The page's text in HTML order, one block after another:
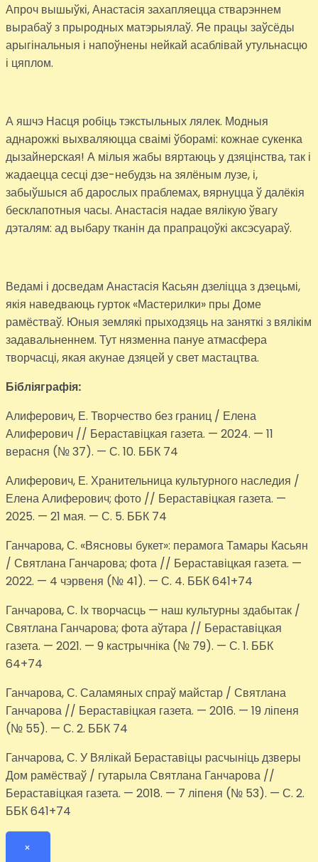
Апроч вышыўкі, Анастасія захапляецца стварэннем
вырабаў з прыродных матэрыялаў. Яе працы заўсёды
арыгінальныя і напоўнены нейкай асаблівай утульнасцю
і цяплом.
А яшчэ Насця робіць тэкстыльных лялек. Модныя
аднарожкі выхваляюцца сваімі ўборамі: кожнае сукенка
дызайнерская! А мілыя жабы вяртаюць у дзяцінства, так і
жадаецца сесці дзе-небудзь на зялёным лузе, і,
забыўшыся аб дарослых праблемах, вярнуцца ў далёкія
бесклапотныя часы. Анастасія надае вялікую ўвагу
дэталям: ад выбару тканін да прапрацоўкі аксэсуараў.
Ведамі і досведам Анастасія Касьян дзеліцца з дзецьмі,
якія наведваюць гурток «Мастерилки» пры Доме
рамёстваў. Юныя землякі прыходзяць на заняткі з вялікім
задавальненнем. Тут нязменна пануе атмасфера
творчасці, якая акунае дзяцей у свет мастацтва.
Бібліяграфія:
Алиферович, Е. Творчество без границ / Елена
Алиферович // Бераставіцкая газета. — 2024. — 11
верасня (№ 37). — С. 10. ББК 74
Алиферович, Е. Хранительница культурного наследия /
Елена Алиферович; фото // Бераставіцкая газета. —
2025. — 21 мая. — С. 5. ББК 74
Ганчарова, С. «Вясновы букет»: перамога Тамары Касьян
/ Святлана Ганчарова; фота // Бераставіцкая газета. —
2022. — 4 чэрвеня (№ 41). — С. 4. ББК 641+74
Ганчарова, С. Іх творчасць — наш культурны здабытак /
Святлана Ганчарова; фота аўтара // Бераставіцкая
газета. — 2021. — 9 кастрычніка (№ 79). — С. 1. ББК
64+74
Ганчарова, С. Саламяных спраў майстар / Святлана
Ганчарова // Бераставіцкая газета. — 2016. — 19 ліпеня
(№ 55). — С. 2. ББК 74
Ганчарова, С. У Вялікай Бераставіцы расчыніць дзверы
Дом рамёстваў / гутарыла Святлана Ганчарова //
Бераставіцкая газета. — 2018. — 7 ліпеня (№ 53). — С. 2.
ББК 641+74
×